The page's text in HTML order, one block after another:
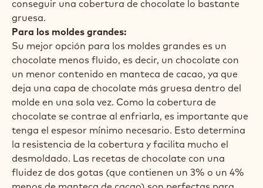
conseguir una cobertura de chocolate lo bastante
gruesa.
Para los moldes grandes:
Su mejor opción para los moldes grandes es un
chocolate menos fluido, es decir, un chocolate con
un menor contenido en manteca de cacao, ya que
deja una capa de chocolate más gruesa dentro del
molde en una sola vez. Como la cobertura de
chocolate se contrae al enfriarla, es importante que
tenga el espesor mínimo necesario. Esto determina
la resistencia de la cobertura y facilita mucho el
desmoldado. Las recetas de chocolate con una
fluidez de dos gotas (que contienen un 3% o un 4%